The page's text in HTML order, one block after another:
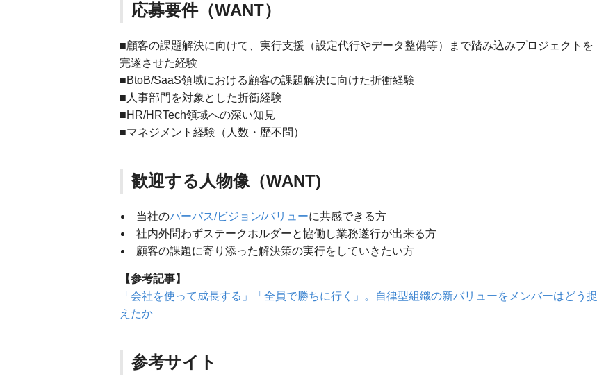
応募要件（WANT）
■顧客の課題解決に向けて、実行支援（設定代行やデータ整備等）まで踏み込みプロジェクトを
完遂させた経験
■BtoB/SaaS領域における顧客の課題解決に向けた折衝経験
■人事部門を対象とした折衝経験
■HR/HRTech領域への深い知見
■マネジメント経験（人数・歴不問）
歓迎する人物像（WANT)
当社のパーパス/ビジョン/バリューに共感できる方
社内外問わずステークホルダーと協働し業務遂行が出来る方
顧客の課題に寄り添った解決策の実行をしていきたい方
【参考記事】
「会社を使って成長する」「全員で勝ちに行く」。自律型組織の新バリューをメンバーはどう捉
えたか
参考サイト